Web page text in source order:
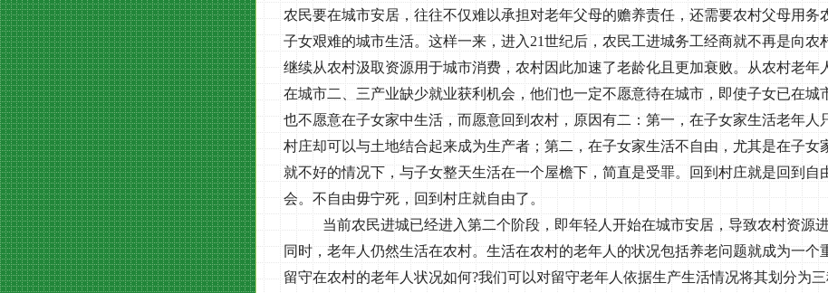
农民要在城市安居，往往不仅难以承担对老年父母的赡养责任，还需要农村父母用务
子女艰难的城市生活。这样一来，进入 21世纪后，农民工进城务工经商就不再是向农
继续从农村汲取资源用于城市消费，农村因此加速了老龄化且更加衰败。从农村老年
在城市二、三产业缺少就业获利机会，他们也一定不愿意待在城市，即使子女已在城
也不愿意在子女家中生活，而愿意回到农村，原因有二：第一，在子女家生活老年人
村庄却可以与土地结合起来成为生产者；第二，在子女家生活不自由，尤其是在子女
就不好的情况下，与子女整天生活在一个屋檐下，简直是受罪。回到村庄就是回到自
会。不自由毋宁死，回到村庄就自由了。
当前农民进城已经进入第二个阶段，即年轻人开始在城市安居，导致农村资源
同时，老年人仍然生活在农村。生活在农村的老年人的状况包括养老问题就成为一个
留守在农村的老年人状况如何?我们可以对留守老年人依据生产生活情况将其划分为